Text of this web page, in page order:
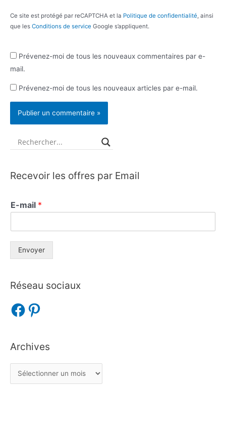
Ce site est protégé par reCAPTCHA et la Politique de confidentialité, ainsi
que les Conditions de service Google s’appliquent.
Prévenez-moi de tous les nouveaux commentaires par e-
mail.
Prévenez-moi de tous les nouveaux articles par e-mail.
Recevoir les offres par Email
E-mail *
Envoyer
Réseau sociaux
Archives